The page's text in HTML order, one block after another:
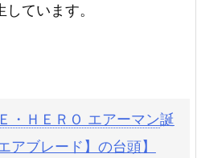
しています。
Ｅ・ＨＥＲＯ エアーマン誕
ブレード】の台頭】